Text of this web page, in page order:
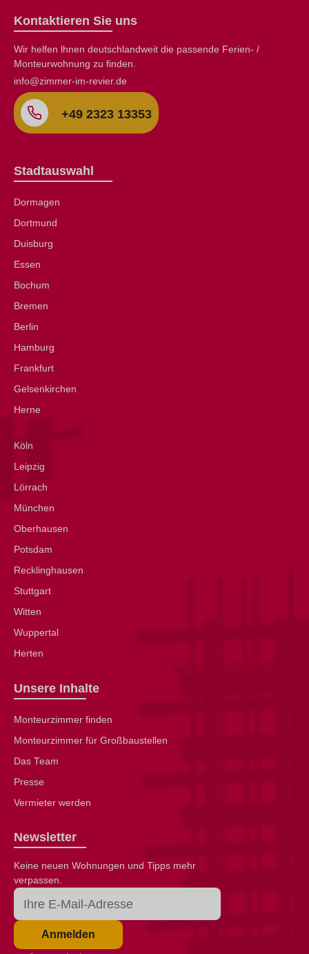
Kontaktieren Sie uns
Wir helfen lhnen deutschlandweit die passende Ferien- /
Monteurwohnung zu finden.
info@zimmer-im-revier.de
+49 2323 13353
Stadtauswahl
Dormagen
Dortmund
Duisburg
Essen
Bochum
Bremen
Berlin
Hamburg
Frankfurt
Gelsenkirchen
Herne
Köln
Leipzig
Lörrach
München
Oberhausen
Potsdam
Recklinghausen
Stuttgart
Witten
Wuppertal
Herten
Unsere Inhalte
Monteurzimmer finden
Monteurzimmer für Großbaustellen
Das Team
Presse
Vermieter werden
Newsletter
Keine neuen Wohnungen und Tipps mehr
verpassen.
Anmelden